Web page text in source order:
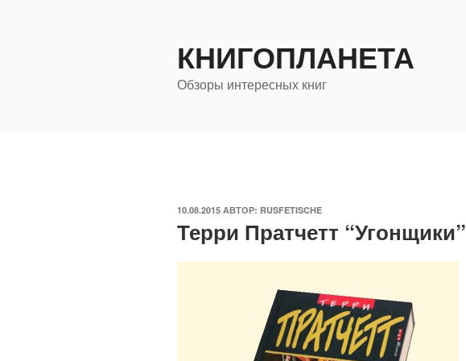
КНИГОПЛАНЕТА
Обзоры интересных книг
ОПУБЛИКОВАНО
10.08.2015 АВТОР: RUSFETISCHE
Терри Пратчетт “Угонщики”